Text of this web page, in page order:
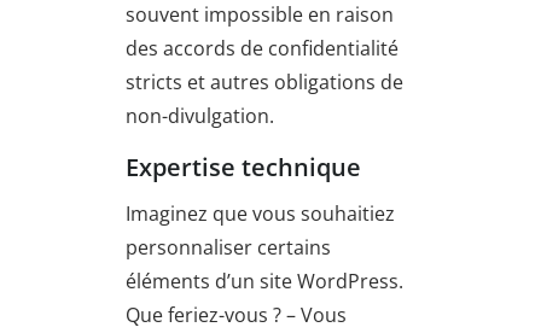
souvent impossible en raison
des accords de confidentialité
stricts et autres obligations de
non-divulgation.
Expertise technique
Imaginez que vous souhaitiez
personnaliser certains
éléments d’un site WordPress.
Que feriez-vous ? – Vous